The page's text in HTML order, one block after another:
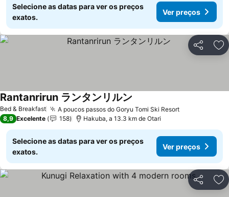
Selecione as datas para ver os preços
exatos.
Ver preços
Partilhar
Bed & Breakfast A poucos passos do Goryu Tomi Ski ResortVer preços
Rantanrirun ランタンリルン
8,9 Excelente 158 Hakuba, a 13.3 km de Otari
Selecione as datas para ver os preços
exatos.
Ver preços
Partilhar